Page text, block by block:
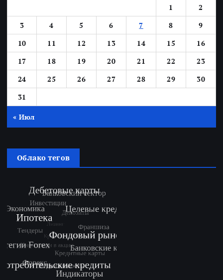
1
2
3
4 5 6 7 8
9
10
11 12 13 14 15
16
17
18 19 20 21 22
23
24
25 26 27 28 29
30
31
« Июл
Облако тегов